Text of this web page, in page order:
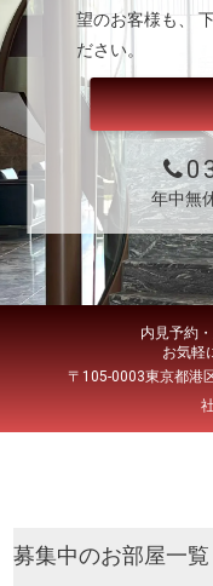
望のお客様も、
ださい。
年中無
内見予約
お気軽
〒105-0003東京都港
募集中のお部屋一覧